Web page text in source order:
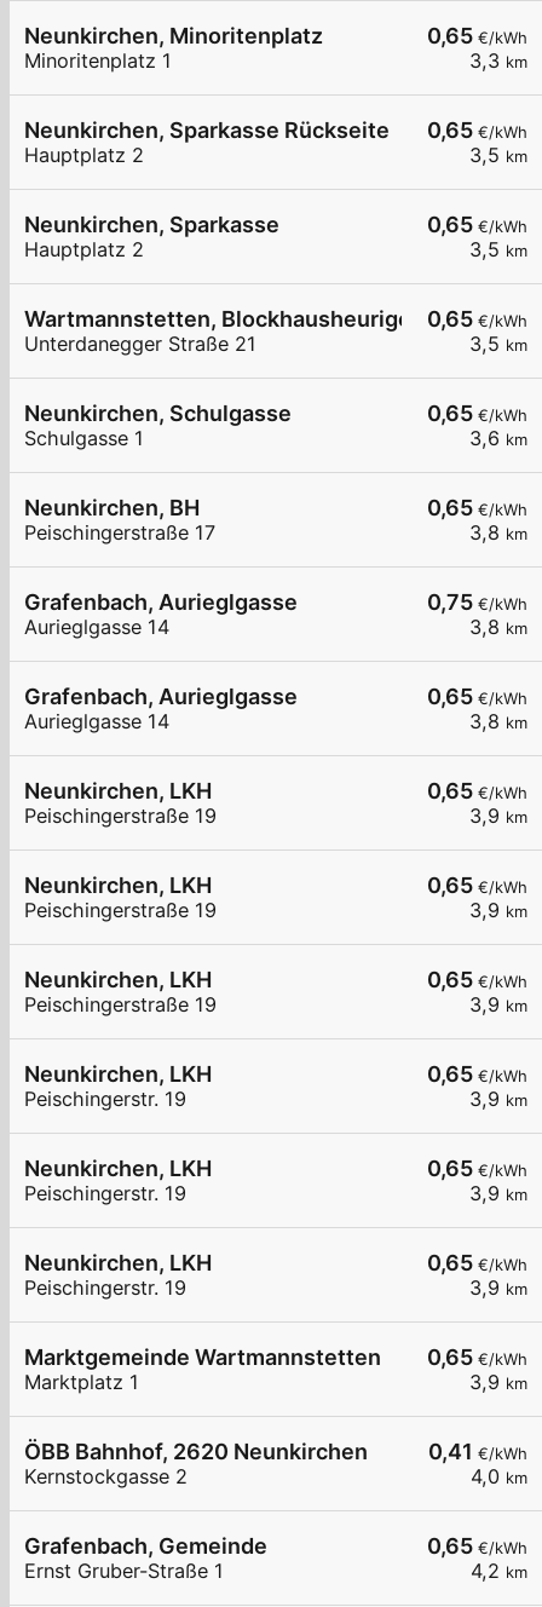
0,65 €/kWh
3,3 km
Neunkirchen, Minoritenplatz
Minoritenplatz 1
0,65 €/kWh
3,5 km
Neunkirchen, Sparkasse Rückseite
Hauptplatz 2
0,65 €/kWh
3,5 km
Neunkirchen, Sparkasse
Hauptplatz 2
0,65 €/kWh
3,5 km
Wartmannstetten, Blockhausheuriger Fam.
Unterdanegger Straße 21
0,65 €/kWh
3,6 km
Neunkirchen, Schulgasse
Schulgasse 1
0,65 €/kWh
3,8 km
Neunkirchen, BH
Peischingerstraße 17
0,75 €/kWh
3,8 km
Grafenbach, Aurieglgasse
Aurieglgasse 14
0,65 €/kWh
3,8 km
Grafenbach, Aurieglgasse
Aurieglgasse 14
0,65 €/kWh
3,9 km
Neunkirchen, LKH
Peischingerstraße 19
0,65 €/kWh
3,9 km
Neunkirchen, LKH
Peischingerstraße 19
0,65 €/kWh
3,9 km
Neunkirchen, LKH
Peischingerstraße 19
0,65 €/kWh
3,9 km
Neunkirchen, LKH
Peischingerstr. 19
0,65 €/kWh
3,9 km
Neunkirchen, LKH
Peischingerstr. 19
0,65 €/kWh
3,9 km
Neunkirchen, LKH
Peischingerstr. 19
0,65 €/kWh
3,9 km
Marktgemeinde Wartmannstetten
Marktplatz 1
0,41 €/kWh
4,0 km
ÖBB Bahnhof, 2620 Neunkirchen
Kernstockgasse 2
0,65 €/kWh
4,2 km
Grafenbach, Gemeinde
Ernst Gruber-Straße 1